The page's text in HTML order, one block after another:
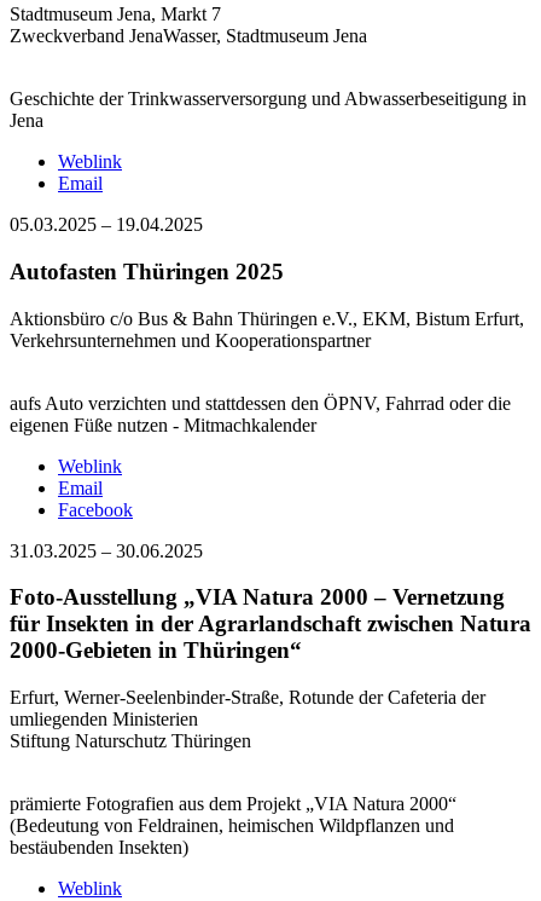
Stadtmuseum Jena, Markt 7
Zweckverband JenaWasser, Stadtmuseum Jena
Geschichte der Trinkwasserversorgung und Abwasserbeseitigung in
Jena
Weblink
Email
05.03.2025 – 19.04.2025
Autofasten Thüringen 2025
Aktionsbüro c/o Bus & Bahn Thüringen e.V., EKM, Bistum Erfurt,
Verkehrsunternehmen und Kooperationspartner
aufs Auto verzichten und stattdessen den ÖPNV, Fahrrad oder die
eigenen Füße nutzen - Mitmachkalender
Weblink
Email
Facebook
31.03.2025 – 30.06.2025
Foto-Ausstellung „VIA Natura 2000 – Vernetzung
für Insekten in der Agrarlandschaft zwischen Natura
2000-Gebieten in Thüringen“
Erfurt, Werner-Seelenbinder-Straße, Rotunde der Cafeteria der
umliegenden Ministerien
Stiftung Naturschutz Thüringen
prämierte Fotografien aus dem Projekt „VIA Natura 2000“
(Bedeutung von Feldrainen, heimischen Wildpflanzen und
bestäubenden Insekten)
Weblink